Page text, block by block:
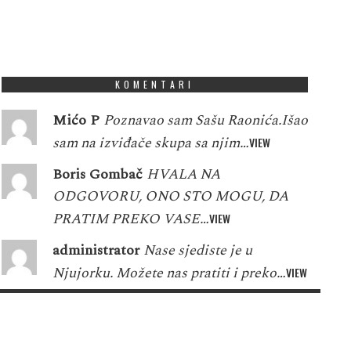
KOMENTARI
Mićo P Poznavao sam Sašu Raonića.Išao
sam na izviđače skupa sa njim…VIEW
Boris Gombač HVALA NA
ODGOVORU, ONO STO MOGU, DA
PRATIM PREKO VASE…VIEW
administrator Nase sjediste je u
Njujorku. Možete nas pratiti i preko…VIEW